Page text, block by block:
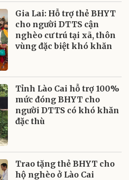
Gia Lai: Hỗ trợ thẻ BHYT
cho người DTTS cận
nghèo cư trú tại xã, thôn
vùng đặc biệt khó khăn
Tỉnh Lào Cai hỗ trợ 100%
mức đóng BHYT cho
người DTTS có khó khăn
đặc thù
Trao tặng thẻ BHYT cho
hộ nghèo ở Lào Cai